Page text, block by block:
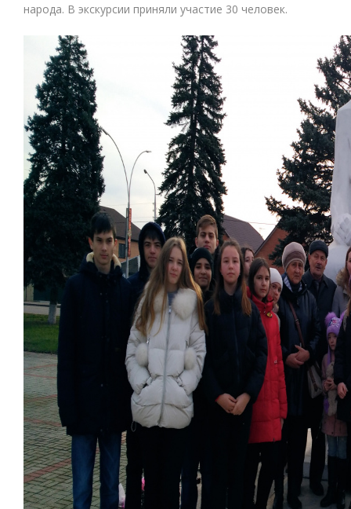
народа. В экскурсии приняли участие 30 человек.